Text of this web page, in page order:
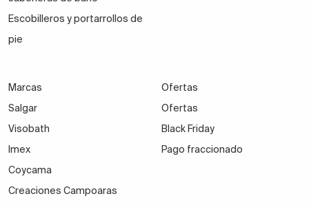
Escobilleros y portarrollos de
pie
Marcas
Salgar
Visobath
Imex
Coycama
Creaciones Campoaras
Ofertas
Ofertas
Black Friday
Pago fraccionado